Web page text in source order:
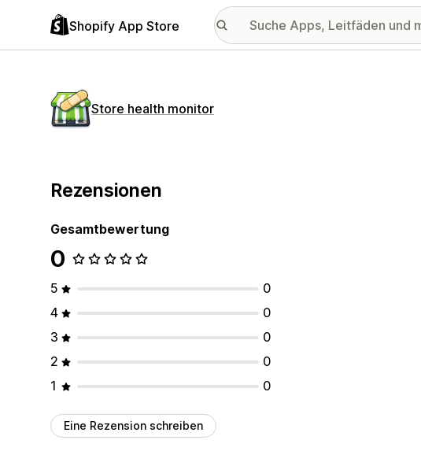
Shopify App Store
Store health monitor
Rezensionen
Gesamtbewertung
0
5
0
4
0
3
0
2
0
1
0
Eine Rezension schreiben